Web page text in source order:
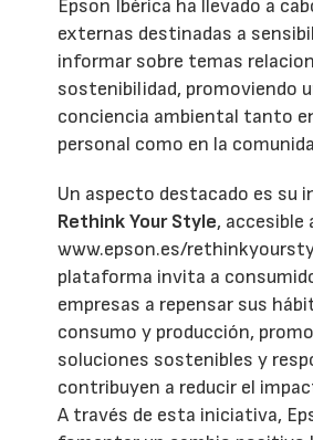
Epson Ibérica ha llevado a
externas destinadas a
informar sobre temas
sostenibilidad, promoviendo
conciencia ambiental tanto
personal como en la
Un aspecto destacado es su
Rethink Your Style, accesible
www.epson.es/
plataforma invita a
empresas a repensar sus
consumo y producción,
soluciones sostenibles y
contribuyen a reducir el
A través de esta iniciativa,